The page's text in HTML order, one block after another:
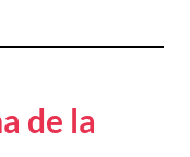
de la